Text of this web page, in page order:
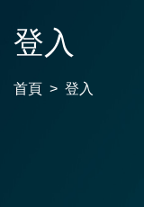
登入
首頁 登入